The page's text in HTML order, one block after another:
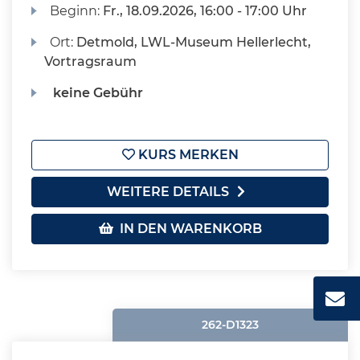
Beginn: Fr., 18.09.2026, 16:00 - 17:00 Uhr
Ort: Detmold, LWL-Museum Hellerlecht,
Vortragsraum
keine Gebühr
KURS MERKEN
WEITERE DETAILS
IN DEN WARENKORB
262-D1323